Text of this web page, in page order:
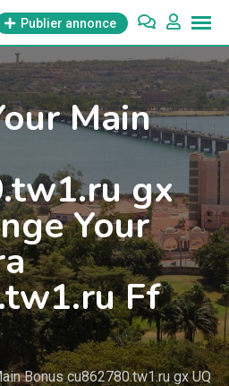
Publier annonce
Main
gx
Your
Ff
Bonus cu862780.tw1.ru gx UQ